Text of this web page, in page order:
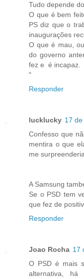
Tudo depende
O que é bem
PS diz que o
inaugurações
O que é mau,
do governo
fez e é incapaz.
"
Responder
lucklucky 17
Confesso que
mentira o que
me
A Samsung
Se o PSD tem
que fez de
Responder
Joao Rocha 17
O PSD é mais
alternativa, há